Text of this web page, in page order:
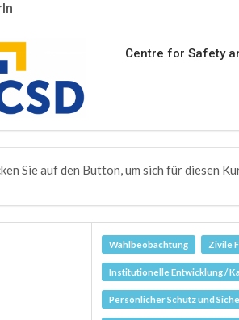
Centre for Safety
Sie auf den Button, um sich für diesen
Wahlbeobachtung Zivile
Institutionelle Entwicklung /
Persönlicher Schutz und